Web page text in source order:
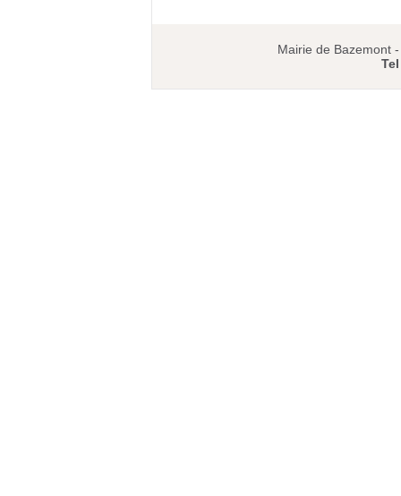
Mairie de Bazemont